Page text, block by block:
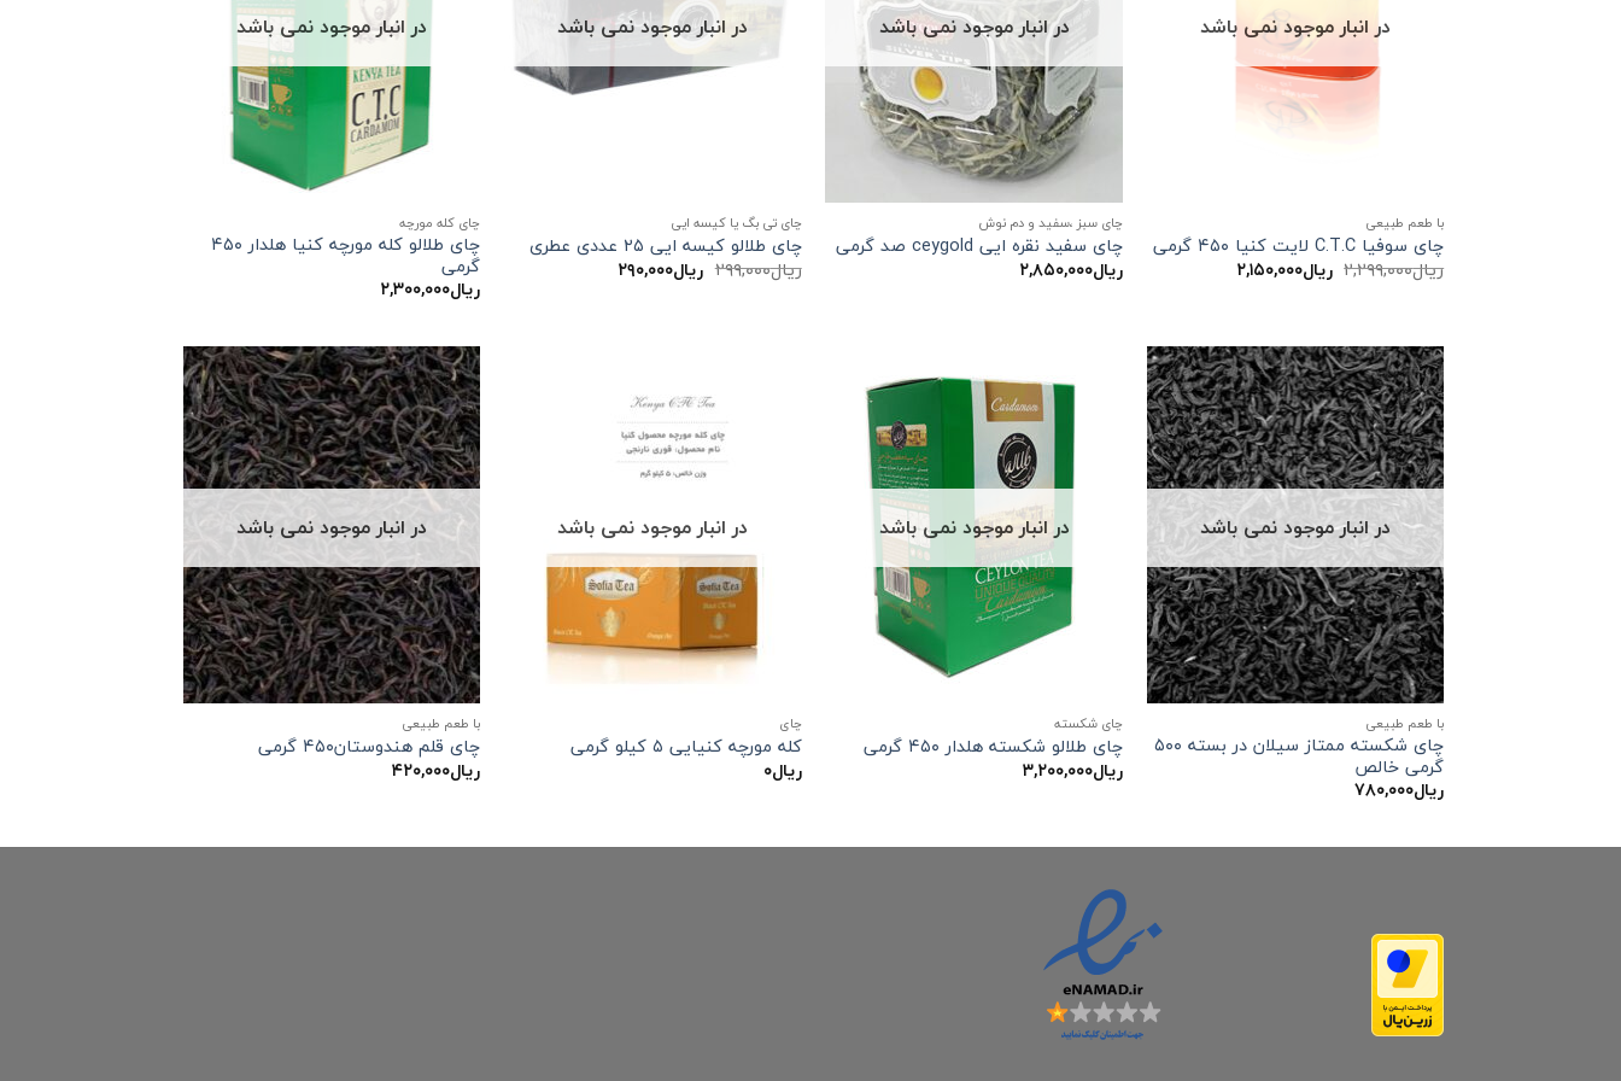
در انبار موجود نمی باشد
با طعم طبیعی
چای سوفیا C.T.C لایت کنیا ۴۵۰ گرمی
ریال۲,۲۹۹,۰۰۰ قیمت
اصلی:
ریال۲,۱۵۰,۰۰۰
در انبار موجود نمی باشد
چای سبز ،سفید و دم نوش
چای سفید نقره ایی ceygold صد گرمی
ریال۲,۸۵۰,۰۰۰
در انبار موجود نمی باشد
چای تی بگ یا کیسه ایی
چای طلالو کیسه ایی ۲۵ عددی عطری
ریال۲۹۹,۰۰۰ قیمت
اصلی:
ریال۲۹۰,۰۰۰قیمت
در انبار موجود نمی باشد
چای کله مورچه
چای طلالو کله مورچه کنیا هلدار ۴۵۰
گرمی
ریال۲,۳۰۰,۰۰۰
در انبار موجود نمی باشد
با طعم طبیعی
چای شکسته ممتاز سیلان در بسته ۵۰۰
گرمی خالص
ریال۷۸۰,۰۰۰
در انبار موجود نمی باشد
چای شکسته
چای طلالو شکسته هلدار ۴۵۰ گرمی
ریال۳,۲۰۰,۰۰۰
در انبار موجود نمی باشد
چاي
کله مورچه کنیایی ۵ کیلو گرمی
ریال۰
در انبار موجود نمی باشد
با طعم طبیعی
چای قلم هندوستان۴۵۰ گرمی
ریال۴۲۰,۰۰۰